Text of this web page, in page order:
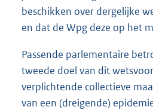
beschikken over dergelijke
en dat de Wpg deze op het
Passende parlementaire
tweede doel van dit
verplichtende collectieve
van een (dreigende)